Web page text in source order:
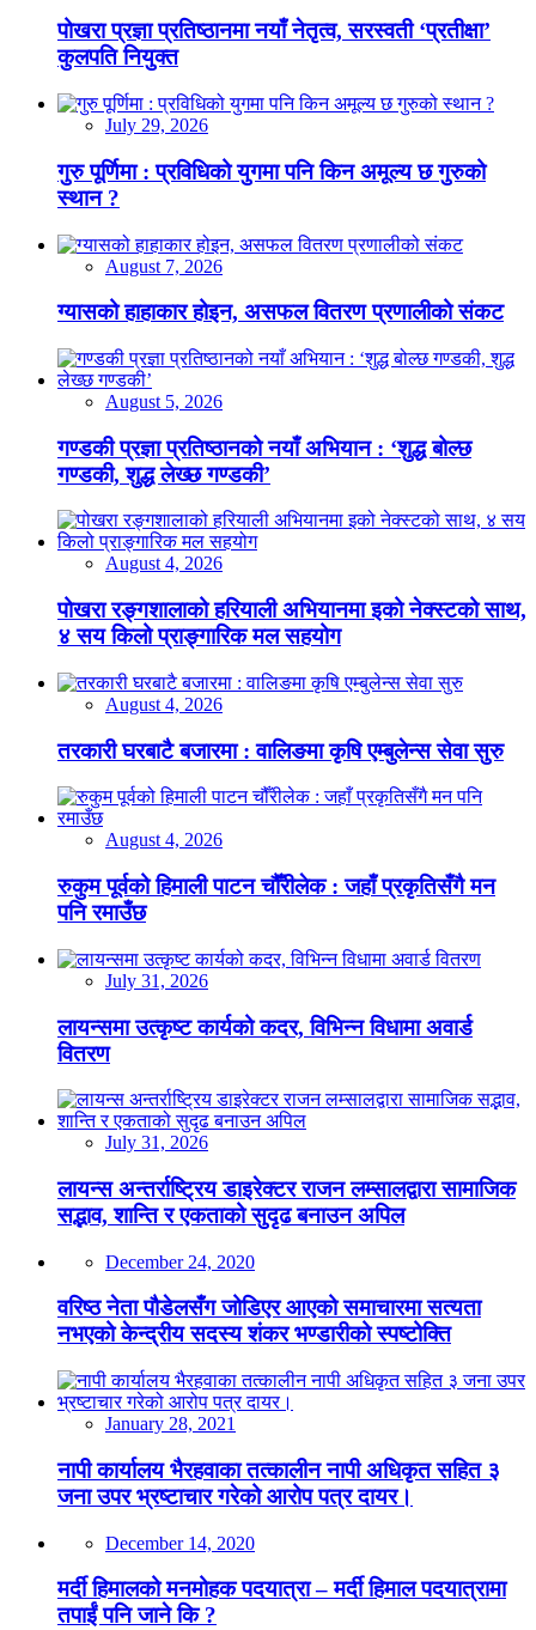
पोखरा प्रज्ञा प्रतिष्ठानमा नयाँ नेतृत्व, सरस्वती ‘प्रतीक्षा’
कुलपति नियुक्त
July 29, 2026
गुरु पूर्णिमा : प्रविधिको युगमा पनि किन अमूल्य छ गुरुको
स्थान ?
August 7, 2026
ग्यासको हाहाकार होइन, असफल वितरण प्रणालीको संकट
August 5, 2026
गण्डकी प्रज्ञा प्रतिष्ठानको नयाँ अभियान : ‘शुद्ध बोल्छ
गण्डकी, शुद्ध लेख्छ गण्डकी’
August 4, 2026
पोखरा रङ्गशालाको हरियाली अभियानमा इको नेक्स्टको साथ,
४ सय किलो प्राङ्गारिक मल सहयोग
August 4, 2026
तरकारी घरबाटै बजारमा : वालिङमा कृषि एम्बुलेन्स सेवा सुरु
August 4, 2026
रुकुम पूर्वको हिमाली पाटन चौँरीलेक : जहाँ प्रकृतिसँगै मन
पनि रमाउँछ
July 31, 2026
लायन्समा उत्कृष्ट कार्यको कदर, विभिन्न विधामा अवार्ड
वितरण
July 31, 2026
लायन्स अन्तर्राष्ट्रिय डाइरेक्टर राजन लम्सालद्वारा सामाजिक
सद्भाव, शान्ति र एकताको सुदृढ बनाउन अपिल
December 24, 2020
वरिष्ठ नेता पौडेलसँग जोडिएर आएको समाचारमा सत्यता
नभएको केन्द्रीय सदस्य शंकर भण्डारीको स्पष्टोक्ति
January 28, 2021
नापी कार्यालय भैरहवाका तत्कालीन नापी अधिकृत सहित ३
जना उपर भ्रष्टाचार गरेको आरोप पत्र दायर।
December 14, 2020
मर्दी हिमालको मनमोहक पदयात्रा – मर्दी हिमाल पदयात्रामा
तपाईं पनि जाने कि ?